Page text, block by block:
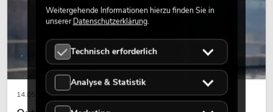
14.05.2026
Weitergehende Informationen hierzu finden Sie in
unsererDatenschutzerklärung.
Technisch erforderlich
Analyse & Statistik